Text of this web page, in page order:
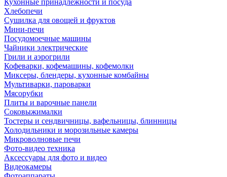
Кухонные принадлежности и посуда
Хлебопечи
Сушилка для овощей и фруктов
Мини-печи
Посудомоечные машины
Чайники электрические
Грили и аэрогрили
Кофеварки, кофемашины, кофемолки
Миксеры, блендеры, кухонные комбайны
Мультиварки, пароварки
Мясорубки
Плиты и варочные панели
Соковыжималки
Тостеры и сендвичницы, вафельницы, блинницы
Холодильники и морозильные камеры
Микроволновые печи
Фото-видео техника
Аксессуары для фото и видео
Видеокамеры